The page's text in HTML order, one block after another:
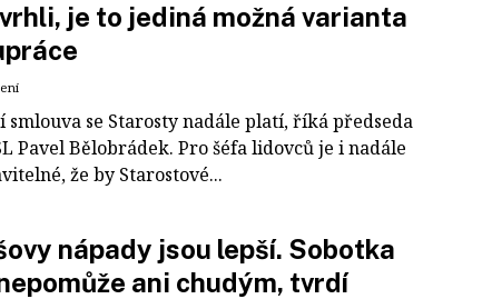
je to jediná možná varianta
smlouva se Starosty nadále platí, říká předseda
Pavel Bělobrádek. Pro šéfa lidovců je i nadále
že by Starostové...
nápady jsou lepší. Sobotka
ani chudým, tvrdí